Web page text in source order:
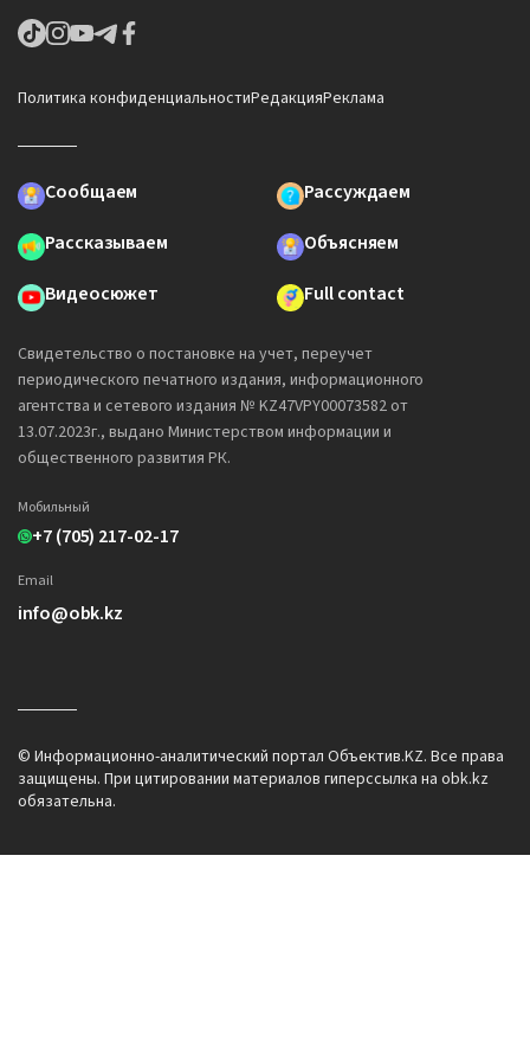
Политика конфиденциальностиРедакцияРеклама
Сообщаем
Рассуждаем
Рассказываем
Объясняем
Видеосюжет
Full contact
Свидетельство о постановке на учет, переучет
периодического печатного издания, информационного
агентства и сетевого издания № KZ47VPY00073582 от
13.07.2023г., выдано Министерством информации и
общественного развития РК.
Мобильный
+7 (705) 217-02-17
Email
info@obk.kz
© Информационно-аналитический портал Объектив.KZ. Все права
защищены. При цитировании материалов гиперссылка на obk.kz
обязательна.